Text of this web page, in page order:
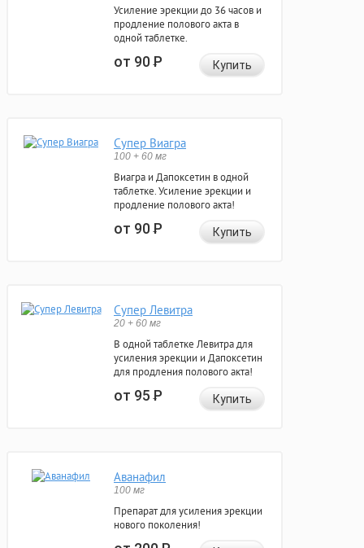
Усиление эрекции до 36 часов и
продление полового акта в
одной таблетке.
от 90Р Купить
Супер Виагра
100 + 60 мг
Виагра и Дапоксетин в одной
таблетке. Усиление эрекции и
продление полового акта!
от 90Р Купить
Супер Левитра
20 + 60 мг
В одной таблетке Левитра для
усиления эрекции и Дапоксетин
для продления полового акта!
от 95Р Купить
Аванафил
100 мг
Препарат для усиления эрекции
нового поколения!